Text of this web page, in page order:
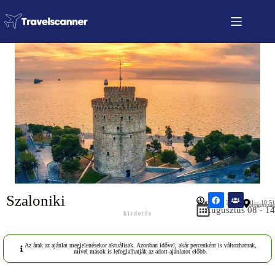
Augusztus 08 - 14
Közzétéve: 2026.07.01 – 10:51
Görögország
Szaloniki
hirdetés
Az árak az ajánlat megjelenésekor aktuálisak. Azonban idővel, akár percenként is változhatnak,
mivel mások is lefoglalhatják az adott ajánlatot előbb.